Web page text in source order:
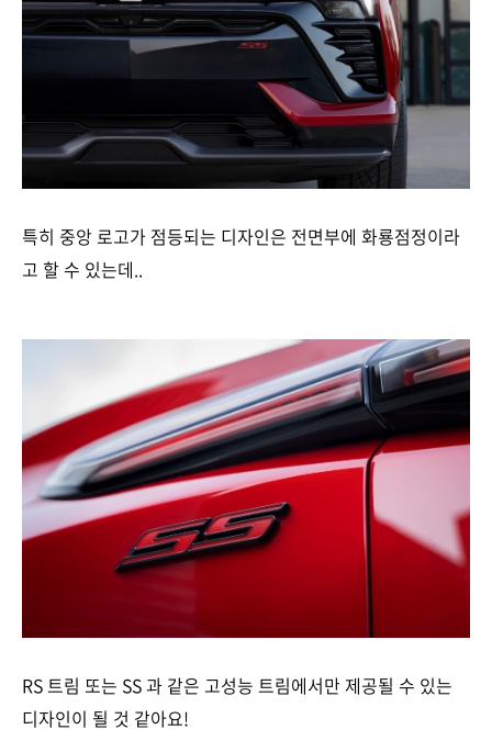
특히 중앙 로고가 점등되는 디자인은 전면부에 화룡점정이라
고 할 수 있는데..
RS 트림 또는 SS 과 같은 고성능 트림에서만 제공될 수 있는
디자인이 될 것 같아요!